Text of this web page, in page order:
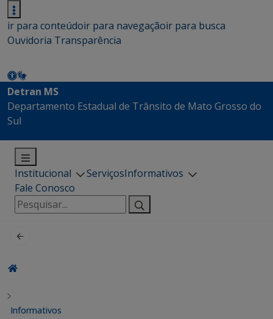
ir para conteúdoir para navegaçãoir para busca
Ouvidoria Transparência
Detran MS
Departamento Estadual de Trânsito de Mato Grosso do
Sul
Institucional ServiçosInformativos
Fale Conosco
Pesquisar
por:
Informativos